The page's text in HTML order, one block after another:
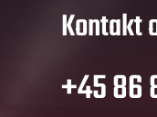
Kontakt
+45 86